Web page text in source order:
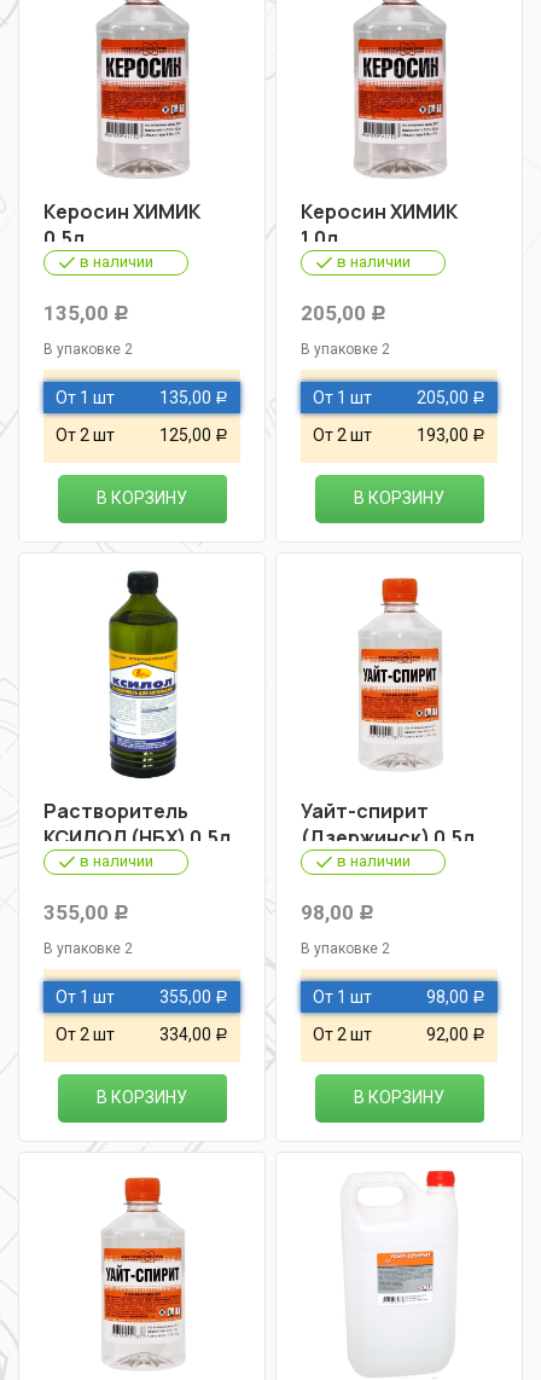
Керосин ХИМИК
0,5л
в наличии
135,00 Р
В упаковке 2
От 1 шт 135,00 Р
От 2 шт 125,00 Р
В КОРЗИНУ
Керосин ХИМИК
1,0л
в наличии
205,00 Р
В упаковке 2
От 1 шт 205,00 Р
От 2 шт 193,00 Р
В КОРЗИНУ
Растворитель
КСИЛОЛ (НБХ) 0,5л
в наличии
355,00 Р
В упаковке 2
От 1 шт 355,00 Р
От 2 шт 334,00 Р
В КОРЗИНУ
Уайт-спирит
(Дзержинск) 0,5л
в наличии
98,00 Р
В упаковке 2
От 1 шт 98,00 Р
От 2 шт 92,00 Р
В КОРЗИНУ